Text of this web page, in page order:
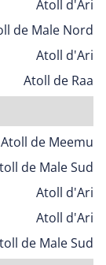
Atoll d'Ari
de Male Nord
Atoll d'Ari
Atoll de Raa
Atoll de Meemu
de Male Sud
Atoll d'Ari
Atoll d'Ari
de Male Sud